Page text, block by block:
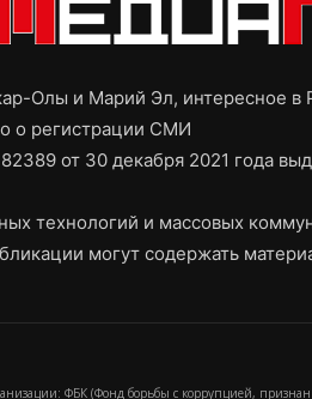
Олы и Марий Эл, интересное
о регистрации СМИ
от 30 декабря 2021 года
технологий и массовых
могут содержать
ФБК (Фонд борьбы с коррупцией,